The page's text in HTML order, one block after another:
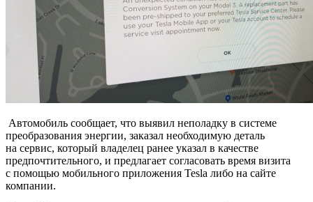
Автомобиль сообщает, что выявил неполадку в системе
преобразования энергии, заказал необходимую деталь
на сервис, который владелец ранее указал в качестве
предпочтительного, и предлагает согласовать время визита
с помощью мобильного приложения Tesla либо на сайте
компании.